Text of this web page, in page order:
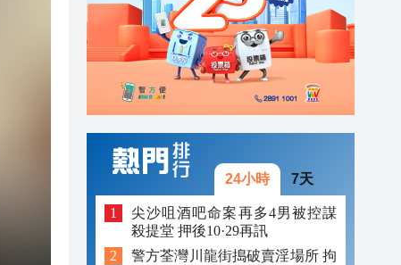
24小時 7天
尖沙咀酒吧命案再多4男被控謀
殺提堂 押後10·29再訊
警方荃灣川龍街搗破賣淫場所 拘